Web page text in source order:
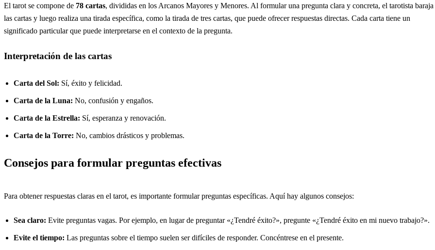
El tarot se compone de 78 cartas, divididas en los Arcanos Mayores y Menores. Al formular una pregunta clara y concreta, el tarotista baraja
las cartas y luego realiza una tirada específica, como la tirada de tres cartas, que puede ofrecer respuestas directas. Cada carta tiene un
significado particular que puede interpretarse en el contexto de la pregunta.
Interpretación de las cartas
Carta del Sol: Sí, éxito y felicidad.
Carta de la Luna: No, confusión y engaños.
Carta de la Estrella: Sí, esperanza y renovación.
Carta de la Torre: No, cambios drásticos y problemas.
Consejos para formular preguntas efectivas
Para obtener respuestas claras en el tarot, es importante formular preguntas específicas. Aquí hay algunos consejos:
Sea claro: Evite preguntas vagas. Por ejemplo, en lugar de preguntar «¿Tendré éxito?», pregunte «¿Tendré éxito en mi nuevo trabajo?».
Evite el tiempo: Las preguntas sobre el tiempo suelen ser difíciles de responder. Concéntrese en el presente.